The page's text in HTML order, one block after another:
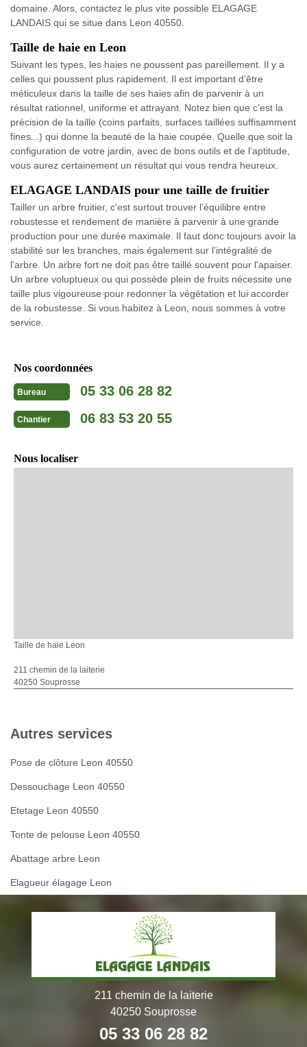
domaine. Alors, contactez le plus vite possible ELAGAGE
LANDAIS qui se situe dans Leon 40550.
Taille de haie en Leon
Suivant les types, les haies ne poussent pas pareillement. Il y a
celles qui poussent plus rapidement. Il est important d’être
méticuleux dans la taille de ses haies afin de parvenir à un
résultat rationnel, uniforme et attrayant. Notez bien que c’est la
précision de la taille (coins parfaits, surfaces taillées suffisamment
fines...) qui donne la beauté de la haie coupée. Quelle que soit la
configuration de votre jardin, avec de bons outils et de l’aptitude,
vous aurez certainement un résultat qui vous rendra heureux.
ELAGAGE LANDAIS pour une taille de fruitier
Tailler un arbre fruitier, c'est surtout trouver l’équilibre entre
robustesse et rendement de manière à parvenir à une grande
production pour une durée maximale. Il faut donc toujours avoir la
stabilité sur les branches, mais également sur l’intégralité de
l'arbre. Un arbre fort ne doit pas être taillé souvent pour l'apaiser.
Un arbre voluptueux ou qui possède plein de fruits nécessite une
taille plus vigoureuse pour redonner la végétation et lui accorder
de la robustesse. Si vous habitez à Leon, nous sommes à votre
service.
Nos coordonnées
Bureau 05 33 06 28 82
Chantier 06 83 53 20 55
Nous localiser
Taille de haie Leon
211 chemin de la laiterie
40250 Souprosse
Autres services
Pose de clôture Leon 40550
Dessouchage Leon 40550
Etetage Leon 40550
Tonte de pelouse Leon 40550
Abattage arbre Leon
Elagueur élagage Leon
211 chemin de la laiterie
40250 Souprosse
05 33 06 28 82